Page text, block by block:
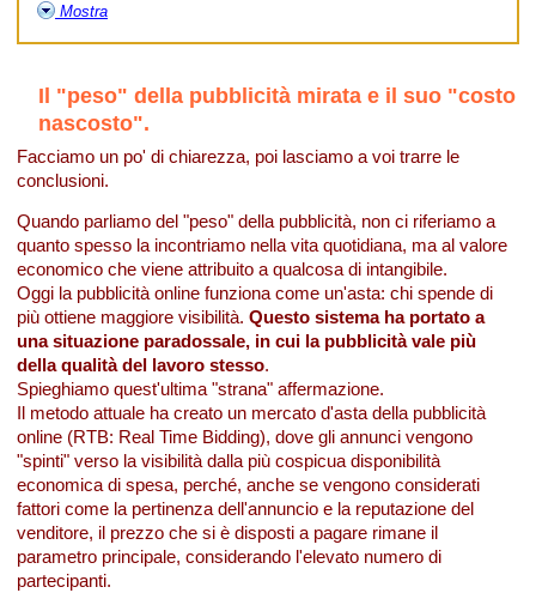
Mostra
Il "peso" della pubblicità mirata e il suo "costo
nascosto".
Facciamo un po' di chiarezza, poi lasciamo a voi trarre le
conclusioni.
Quando parliamo del "peso" della pubblicità, non ci riferiamo a
quanto spesso la incontriamo nella vita quotidiana, ma al valore
economico che viene attribuito a qualcosa di intangibile.
Oggi la pubblicità online funziona come un'asta: chi spende di
più ottiene maggiore visibilità. Questo sistema ha portato a
una situazione paradossale, in cui la pubblicità vale più
della qualità del lavoro stesso.
Spieghiamo quest'ultima "strana" affermazione.
Il metodo attuale ha creato un mercato d'asta della pubblicità
online (RTB: Real Time Bidding), dove gli annunci vengono
"spinti" verso la visibilità dalla più cospicua disponibilità
economica di spesa, perché, anche se vengono considerati
fattori come la pertinenza dell'annuncio e la reputazione del
venditore, il prezzo che si è disposti a pagare rimane il
parametro principale, considerando l'elevato numero di
partecipanti.